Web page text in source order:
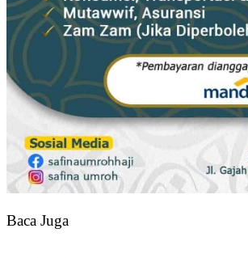
Baca Juga